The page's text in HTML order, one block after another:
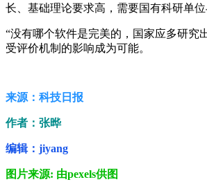
长、基础理论要求高，需要国有科研单
“没有哪个软件是完美的，国家应多研究
受评价机制的影响成为可能。
来源：科技日报
作者：张晔
编辑：jiyang
图片来源: 由pexels供图